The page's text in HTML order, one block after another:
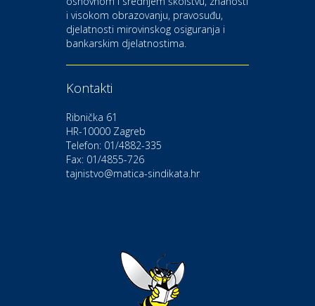
Kultura i edukacija
Kazalište Gavella
Moda i ljepota
Gastro
Hotel Bunčić Vrbovec
Izletište i vinotočje VINIA
i visokom obrazovanju, pravosuđu,
djelatnosti mirovinskog osiguranja i
bankarskim djelatnostima.
Kontakti
Ribnička 61
HR-10000 Zagreb
Telefon: 01/4882-335
Fax: 01/4855-726
tajnistvo@matica-sindikata.hr